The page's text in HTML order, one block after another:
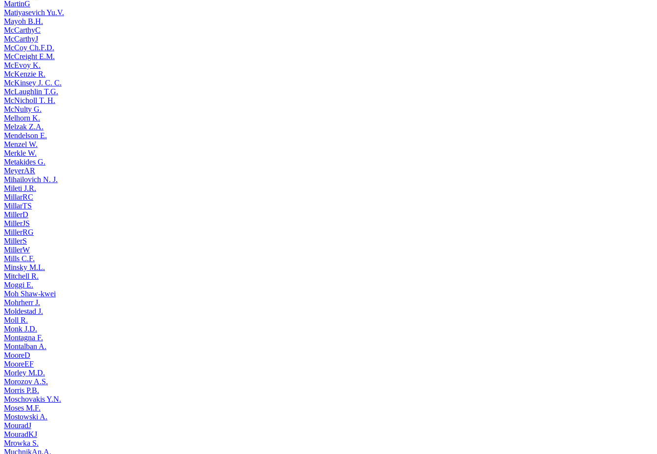
MartinG
Matiyasevich Yu.V.
Mayoh B.H.
McCarthyC
McCarthyJ
McCoy Ch.F.D.
McCreight E.M.
McEvoy K.
McKenzie R.
McKinsey J. C. C.
McLaughlin T.G.
McNicholl T. H.
McNulty G.
Melhorn K.
Melzak Z.A.
Mendelson E.
Menzel W.
Merkle W.
Metakides G.
MeyerAR
Mihailovich N. J.
Mileti J.R.
MillarRC
MillarTS
MillerD
MillerJS
MillerRG
MillerS
MillerW
Mills C.F.
Minsky M.L.
Mitchell R.
Moggi E.
Moh Shaw-kwei
Mohrherr J.
Moldestad J.
Moll R.
Monk J.D.
Montagna F.
Montalban A.
MooreD
MooreEF
Morley M.D.
Morozov A.S.
Morris P.B.
Moschovakis Y.N.
Moses M.F.
Mostowski A.
MouradJ
MouradKJ
Mrowka S.
MuchnikAn.A.